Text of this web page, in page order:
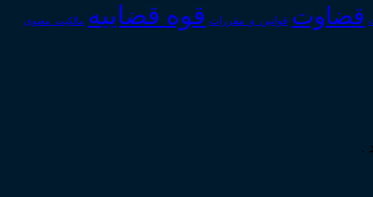
قضاوت قوانین_و_مقررات قوه قضاییه مالکیت_معنوی
.